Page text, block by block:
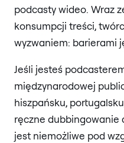
podcasty wideo. Wraz
konsumpcji treści,
wyzwaniem: barierami
Jeśli jesteś
międzynarodowej
hiszpańsku,
ręczne dubbingowanie
jest niemożliwe pod